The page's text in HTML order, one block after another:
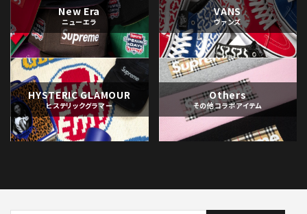
New Era
ニューエラ
VANS
ヴァンズ
HYSTERIC GLAMOUR
ヒステリックグラマー
Others
その他コラボアイテム